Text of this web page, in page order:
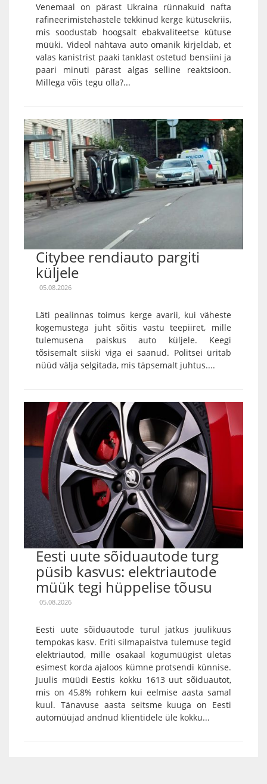
Venemaal on pärast Ukraina rünnakuid nafta
rafineerimistehastele tekkinud kerge kütusekriis,
mis soodustab hoogsalt ebakvaliteetse kütuse
müüki. Videol nähtava auto omanik kirjeldab, et
valas kanistrist paaki tanklast ostetud bensiini ja
paari minuti pärast algas selline reaktsioon.
Millega võis tegu olla?...
Citybee rendiauto pargiti
küljele
05.08.2026
Läti pealinnas toimus kerge avarii, kui väheste
kogemustega juht sõitis vastu teepiiret, mille
tulemusena paiskus auto küljele. Keegi
tõsisemalt siiski viga ei saanud. Politsei üritab
nüüd välja selgitada, mis täpsemalt juhtus....
Eesti uute sõiduautode turg
püsib kasvus: elektriautode
müük tegi hüppelise tõusu
05.08.2026
Eesti uute sõiduautode turul jätkus juulikuus
tempokas kasv. Eriti silmapaistva tulemuse tegid
elektriautod, mille osakaal kogumüügist ületas
esimest korda ajaloos kümne protsendi künnise.
Juulis müüdi Eestis kokku 1613 uut sõiduautot,
mis on 45,8% rohkem kui eelmise aasta samal
kuul. Tänavuse aasta seitsme kuuga on Eesti
automüüjad andnud klientidele üle kokku...